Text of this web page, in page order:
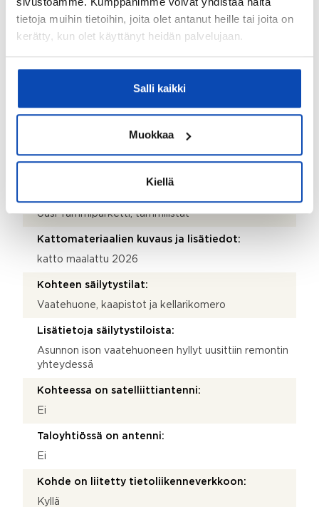
tietoja muihin tietoihin, joita olet antanut heille tai joita on
kerätty, kun olet käyttänyt heidän palvelujaan.
Salli kaikki
Muokkaa
Kiellä
Maali
Muut tilat:
Uusi Tammiparketti, tammilistat
Kattomateriaalien kuvaus ja lisätiedot:
katto maalattu 2026
Kohteen säilytystilat:
Vaatehuone, kaapistot ja kellarikomero
Lisätietoja säilytystiloista:
Asunnon ison vaatehuoneen hyllyt uusittiin remontin
yhteydessä
Kohteessa on satelliittiantenni:
Ei
Taloyhtiössä on antenni:
Ei
Kohde on liitetty tietoliikenneverkkoon:
Kyllä